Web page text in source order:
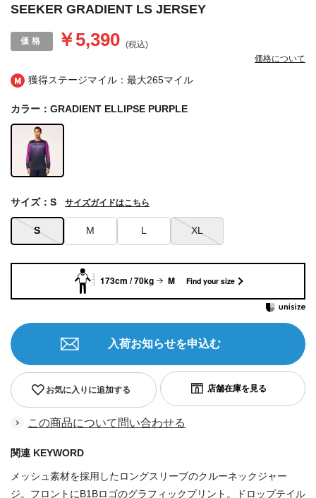
獲得ステージマイル：最大265マイル
SEEKER GRADIENT LS JERSEY
￥5,390 (税込)
価格について
カラー：GRADIENT ELLIPSE PURPLE
S M L XL
サイズ：S サイズガイドはこちら
お気に入りに追加する
入荷お知らせを申込む
この商品について問い合わせる
関連 KEYWORD
メッシュ素材を採用したロングスリーブのクルーネックジャー
ジ。フロントにB1Bロゴのグラフィックプリント。ドロップテイル
173cm / 70kg M Find your size